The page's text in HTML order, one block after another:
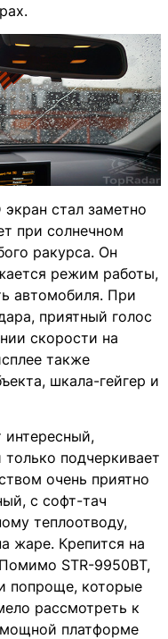
стал заметно
при солнечном
ракурса. Он
режим работы,
автомобиля. При
приятный голос
скорости на
также
шкала-гейгер и
интересный,
подчеркивает
очень приятно
с софт-тач
теплоотводу,
жаре. Крепится на
STR-9950BT,
попроще, которые
рассмотреть к
платформе